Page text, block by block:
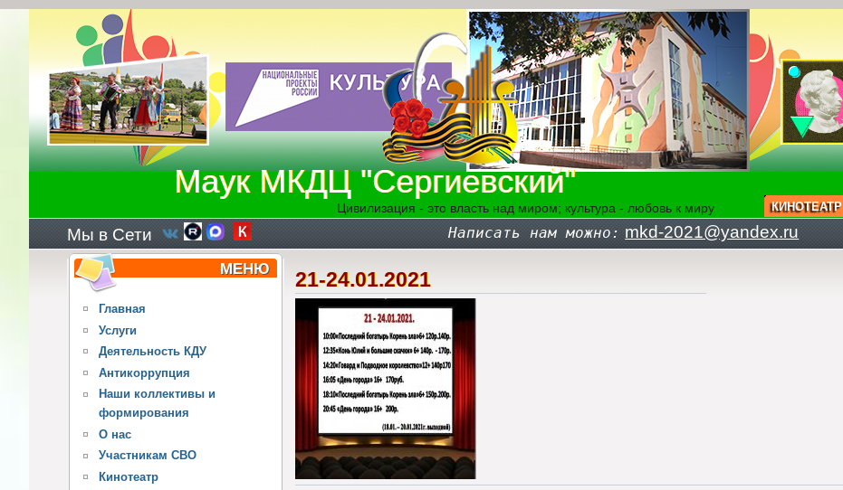
Перейти к основному содержанию
Маук МКДЦ "Сергиевский"
Цивилизация - это власть над миром; культура - любовь к миру КИНОТЕАТР
Мы в Сети Написать нам можно: mkd-2021@yandex.ru
МЕНЮ
Главная
Услуги
Деятельность КДУ
Антикоррупция
Наши коллективы и
формирования
О нас
Участникам СВО
Кинотеатр
21-24.01.2021